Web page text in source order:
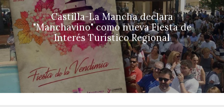
Castilla-La Mancha declara
"Manchavino" como nueva Fiesta de
Interés Turístico Regional